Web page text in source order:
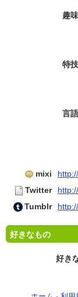
趣味
特技
言語
mixi
Twitter
Tumblr
好きなもの
好き